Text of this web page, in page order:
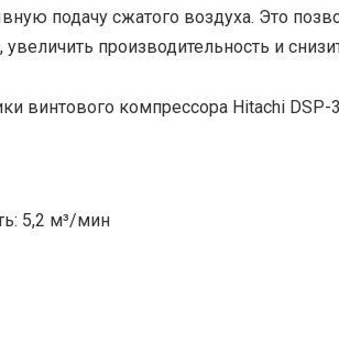
подачу сжатого воздуха. Это
производительность и
винтового компрессора Hitachi
5,2 м³/мин